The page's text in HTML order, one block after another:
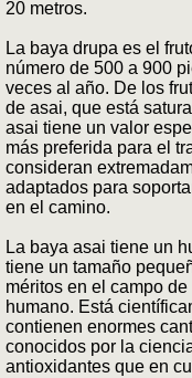
20 metros.
La baya drupa es el
número de 500 a 900
veces al año. De los
de asai, que está
asai tiene un valor
más preferida para el
consideran
adaptados para
en el camino.
La baya asai tiene un
tiene un tamaño
méritos en el campo
humano. Está
contienen enormes
conocidos por la
antioxidantes que en